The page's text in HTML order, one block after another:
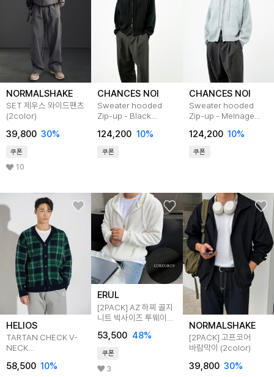
NORMALSHAKE
SET 제우스 와이드팬츠
(2color)
39,800 30%
쿠폰
10
CHANCES NOI
Sweater hooded
Zip-up - Black
124,200 10%
쿠폰
CHANCES NOI
Sweater hooded
Zip-up - Melnage
124,200 10%
쿠폰
HELIOS
TARTAN CHECK V-
NECK
58,500 10%
ERUL
[2PACK] AZ 하찌 골지
니트 빅사이즈 투웨이
53,500 48%
쿠폰
3
NORMALSHAKE
[2PACK] 고프코어
바람막이 (2color)
39,800 30%